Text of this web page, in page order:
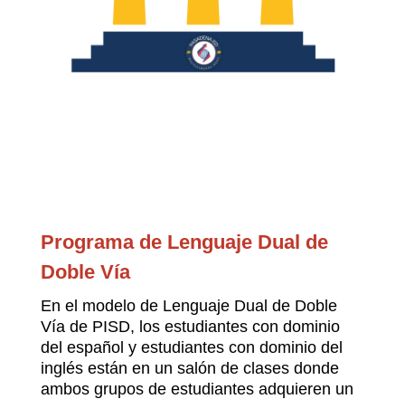
Programa de Lenguaje Dual de
Doble Vía
En el modelo de Lenguaje Dual de Doble
Vía de PISD, los estudiantes con dominio
del español y estudiantes con dominio del
inglés están en un salón de clases donde
ambos grupos de estudiantes adquieren un